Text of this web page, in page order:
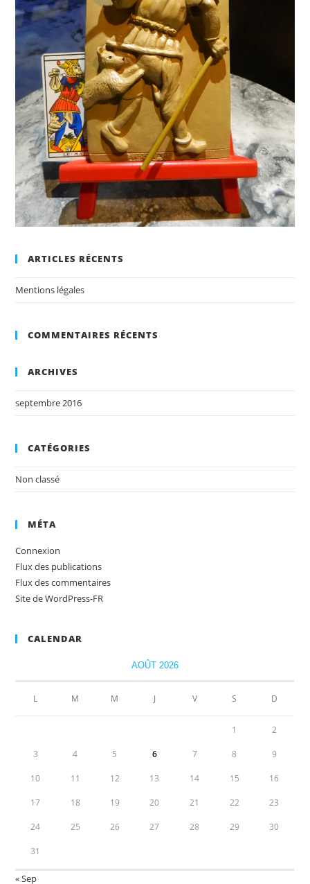
ARTICLES RÉCENTS
Mentions légales
COMMENTAIRES RÉCENTS
ARCHIVES
septembre 2016
CATÉGORIES
Non classé
MÉTA
Connexion
Flux des publications
Flux des commentaires
Site de WordPress-FR
CALENDAR
AOÛT 2026
L M M J V S D
1 2
3 4 5 6 7 8 9
10 11 12 13 14 15 16
17 18 19 20 21 22 23
24 25 26 27 28 29 30
31
« Sep